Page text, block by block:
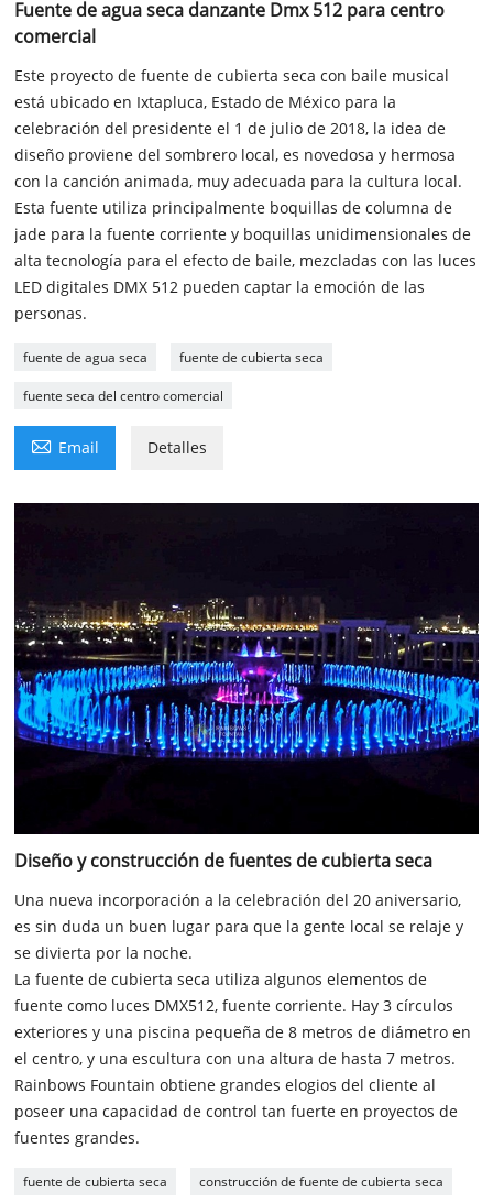
Fuente de agua seca danzante Dmx 512 para centro
comercial
Este proyecto de fuente de cubierta seca con baile musical
está ubicado en Ixtapluca, Estado de México para la
celebración del presidente el 1 de julio de 2018, la idea de
diseño proviene del sombrero local, es novedosa y hermosa
con la canción animada, muy adecuada para la cultura local.
Esta fuente utiliza principalmente boquillas de columna de
jade para la fuente corriente y boquillas unidimensionales de
alta tecnología para el efecto de baile, mezcladas con las luces
LED digitales DMX 512 pueden captar la emoción de las
personas.
fuente de agua seca fuente de cubierta seca
fuente seca del centro comercial
 Email Detalles
Diseño y construcción de fuentes de cubierta seca
Una nueva incorporación a la celebración del 20 aniversario,
es sin duda un buen lugar para que la gente local se relaje y
se divierta por la noche.
La fuente de cubierta seca utiliza algunos elementos de
fuente como luces DMX512, fuente corriente. Hay 3 círculos
exteriores y una piscina pequeña de 8 metros de diámetro en
el centro, y una escultura con una altura de hasta 7 metros.
Rainbows Fountain obtiene grandes elogios del cliente al
poseer una capacidad de control tan fuerte en proyectos de
fuentes grandes.
fuente de cubierta seca construcción de fuente de cubierta seca